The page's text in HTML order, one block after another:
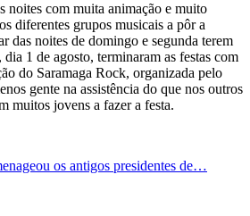
noites com muita animação e muito
diferentes grupos musicais a pôr a
das noites de domingo e segunda terem
1 de agosto, terminaram as festas com
do Saramaga Rock, organizada pelo
gente na assistência do que nos outros
muitos jovens a fazer a festa.
os antigos presidentes de…